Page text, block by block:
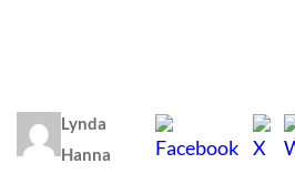
Lynda
Hanna